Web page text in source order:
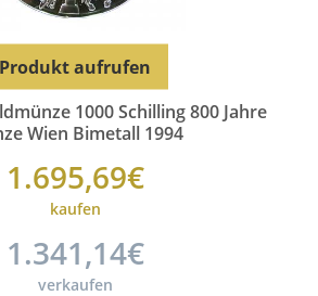
1000 Schilling 800 Jahre
Wien Bimetall 1994
1.695,69€
kaufen
1.341,14€
verkaufen
Produkt aufrufen